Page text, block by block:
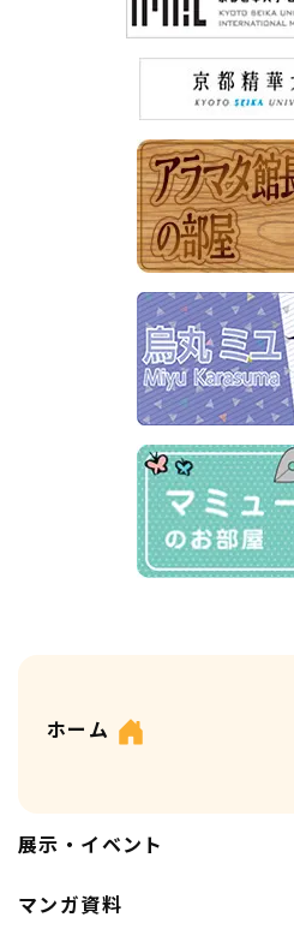
ホーム
展示・イベント
マンガ資料